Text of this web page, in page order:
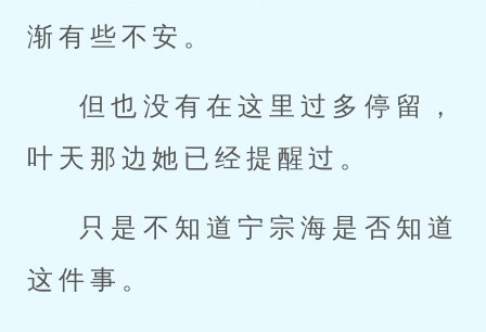
渐有些不安。
但也没有在这里过多停留，
叶天那边她已经提醒过。
只是不知道宁宗海是否知道
这件事。